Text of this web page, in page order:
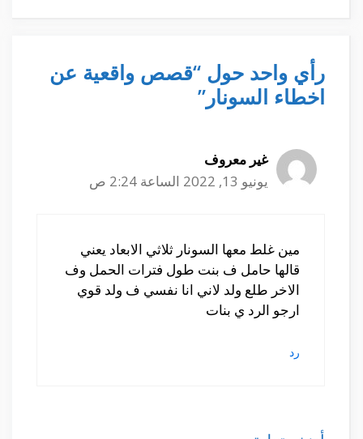
رأي واحد حول “قصص واقعية عن
اخطاء السونار”
غير معروف
يونيو 13, 2022 الساعة 2:24 ص
مين غلط معها السونار ثلاثي الابعاد يعني
قالها حامل ف بنت طول فترات الحمل وف
الاخر طلع ولد لاني انا نفسي ف ولد قوي
ارجو الرد ي بنات
رد